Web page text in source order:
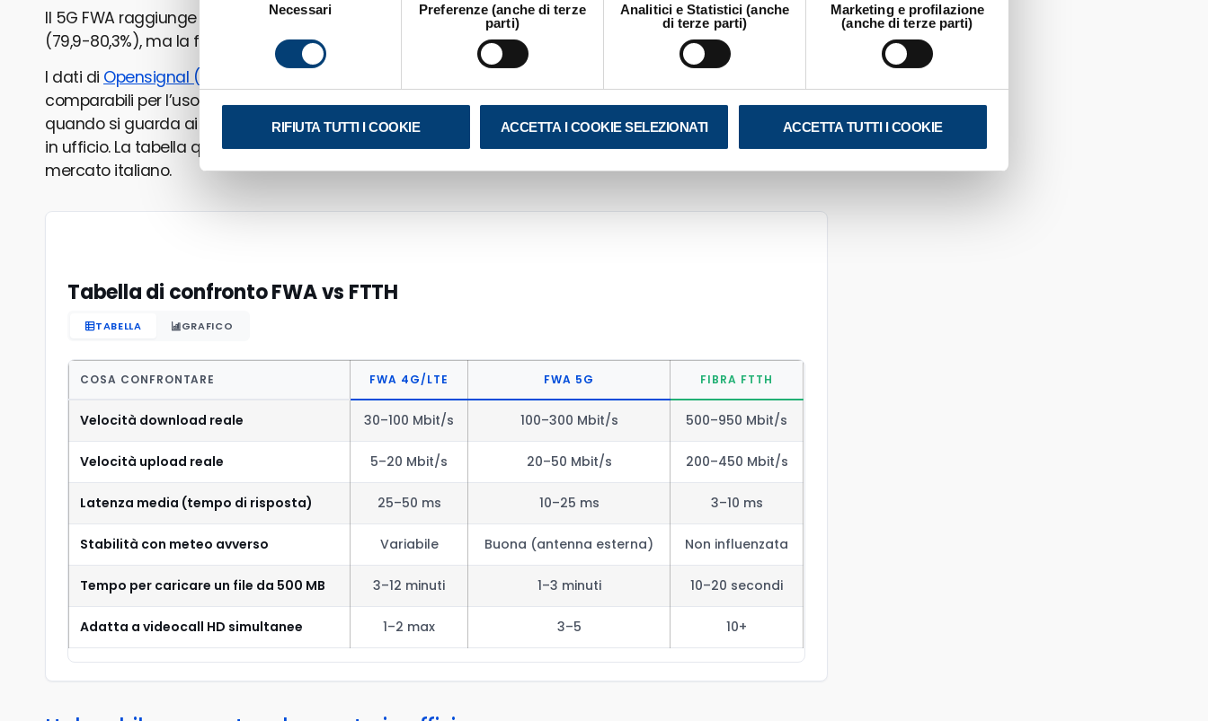
Necessari
Preferenze (anche di terze
parti)
Analitici e Statistici (anche
di terze parti)
Marketing e profilazione
(anche di terze parti)
RIFIUTA TUTTI I COOKIE ACCETTA I COOKIE SELEZIONATI ACCETTA TUTTI I COOKIE
Il 5G FWA raggiunge una qualità del servizio statisticamente equivalente alla FTTH secondo Opensignal
(79,9-80,3%), ma la fibra vince nettamente in upload e latenza.
I dati di Opensignal (2025)
comparabili per l’uso quotidiano. Ma “comparabili” non significa “identici”. Le differenze emergono
quando si guarda ai singoli parametri, soprattutto l’upload e la latenza, due valori decisivi per chi lavora
in ufficio. La tabella qui sotto confronta i numeri reali delle tre opzioni FWA e fibra disponibili oggi sul
mercato italiano.
Tabella di confronto FWA vs FTTH
TABELLA GRAFICO
COSA CONFRONTARE FWA 4G/LTE FWA 5G FIBRA FTTH
Velocità download reale 30–100 Mbit/s 100–300 Mbit/s 500–950 Mbit/s
Velocità upload reale 5–20 Mbit/s 20–50 Mbit/s 200–450 Mbit/s
Latenza media (tempo di risposta) 25–50 ms 10–25 ms 3–10 ms
Stabilità con meteo avverso Variabile Buona (antenna esterna) Non influenzata
Tempo per caricare un file da 500 MB 3–12 minuti 1–3 minuti 10–20 secondi
Adatta a videocall HD simultanee 1–2 max 3–5 10+